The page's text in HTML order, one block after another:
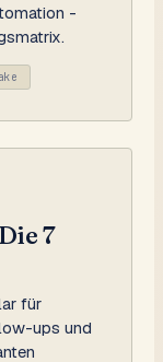
-
7
für
ups und